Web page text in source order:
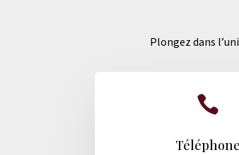
Plongez dans

Téléphone